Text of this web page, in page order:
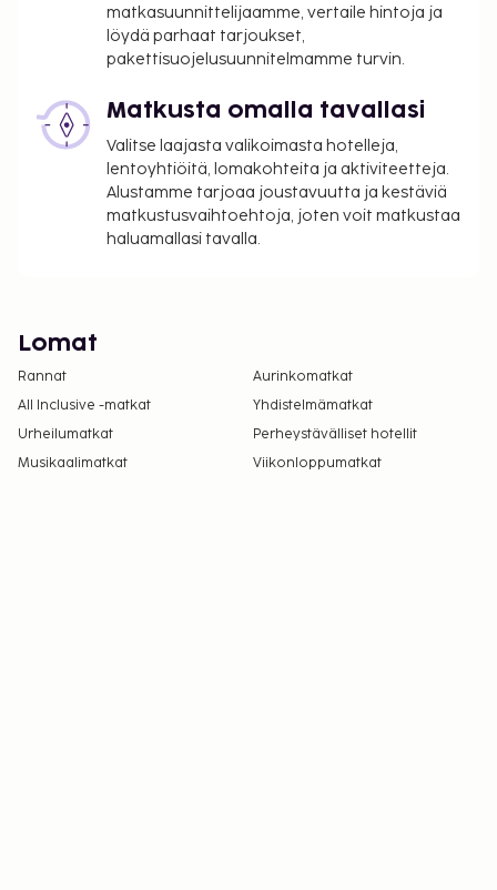
matkasuunnittelijaamme, vertaile hintoja ja
löydä parhaat tarjoukset,
pakettisuojelusuunnitelmamme turvin.
Matkusta omalla tavallasi
Valitse laajasta valikoimasta hotelleja,
lentoyhtiöitä, lomakohteita ja aktiviteetteja.
Alustamme tarjoaa joustavuutta ja kestäviä
matkustusvaihtoehtoja, joten voit matkustaa
haluamallasi tavalla.
Lomat
Rannat
Aurinkomatkat
All Inclusive -matkat
Yhdistelmämatkat
Urheilumatkat
Perheystävälliset hotellit
Musikaalimatkat
Viikonloppumatkat